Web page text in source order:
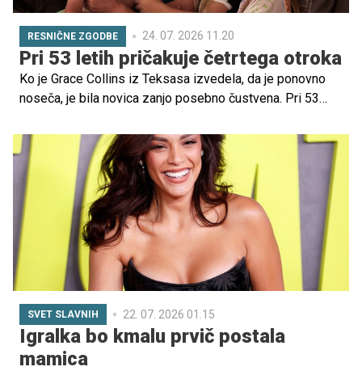
RESNIČNE ZGODBE 24. 07. 2026 11.20
Pri 53 letih pričakuje četrtega otroka
Ko je Grace Collins iz Teksasa izvedela, da je ponovno
noseča, je bila novica zanjo posebno čustvena. Pri 53
izkušnjo pa se je odločila deliti tudi z javnostjo. Z zgodbo
želi pokazati, da lahko ima življenje za različne ljudi
različne poti, tudi ko gre za materinstvo v zrelejših letih.
SVET SLAVNIH 22. 07. 2026 01.15
Igralka bo kmalu prvič postala
mamica